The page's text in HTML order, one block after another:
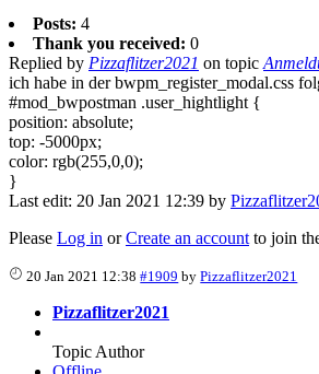
Posts: 4
Thank you received: 0
Replied by Pizzaflitzer2021 on topic
ich habe in der bwpm_register_modal.css
#mod_bwpostman .user_hightlight {
position: absolute;
top: -5000px;
color: rgb(255,0,0);
}
Last edit: 20 Jan 2021 12:39 by
Please Log in orCreate an account to join
20 Jan 2021 12:38 #1909 byPizzaflitzer2021
Pizzaflitzer2021
Topic Author